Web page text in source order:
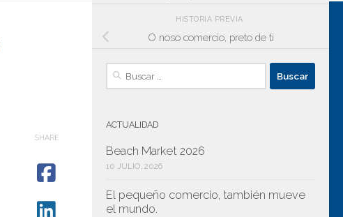
SHARE
HISTORIA PREVIA
O noso comercio, preto de ti
Buscar:
ACTUALIDAD
Beach Market 2026
10 JULIO, 2026
El pequeño comercio, también mueve
el mundo.